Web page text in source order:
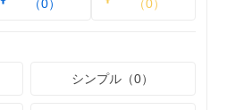
（0）
（0）
シンプル（0）